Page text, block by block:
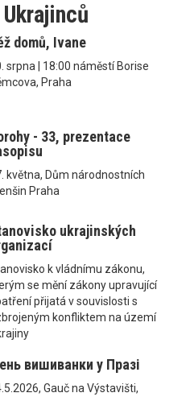
domů, Ivane
srpna | 18:00 náměstí Borise
Praha
- 33, prezentace
května, Dům národnostních
Praha
ukrajinských
k vládnímu zákonu,
se mění zákony upravující
přijatá v souvislosti s
konfliktem na území
вишиванки у Празі
Gauč na Výstavišti,